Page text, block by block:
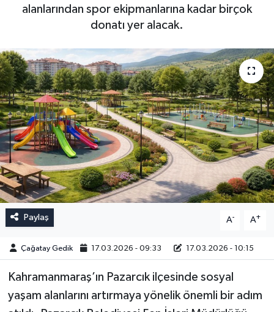
alanlarından spor ekipmanlarına kadar birçok
donatı yer alacak.
Paylaş A- A+
Çağatay Gedik 17.03.2026 - 09:33 17.03.2026 - 10:15
Kahramanmaraş’ın Pazarcık ilçesinde sosyal
yaşam alanlarını artırmaya yönelik önemli bir adım